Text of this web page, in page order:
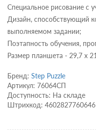
Специальное рисование с
Дизайн, способствующий
выполняемом задании;
Поэтапность обучения,
Размер планшета - 29,7 х
Бренд: Step Puzzle
Артикул: 76064СП
Доступность: На складе
Штрихкод: 4602827760646